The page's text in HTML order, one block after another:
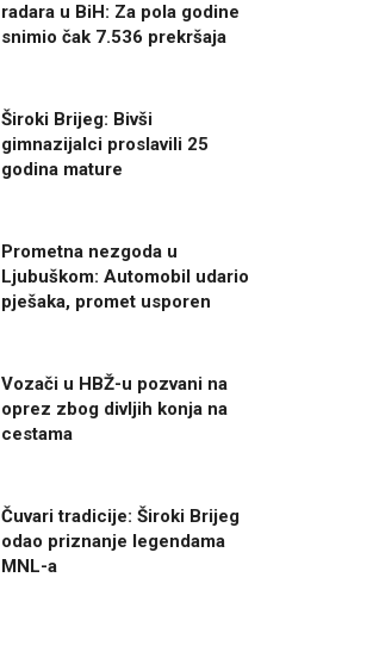
radara u BiH: Za pola godine
snimio čak 7.536 prekršaja
Široki Brijeg: Bivši
gimnazijalci proslavili 25
godina mature
Prometna nezgoda u
Ljubuškom: Automobil udario
pješaka, promet usporen
Vozači u HBŽ-u pozvani na
oprez zbog divljih konja na
cestama
Čuvari tradicije: Široki Brijeg
odao priznanje legendama
MNL-a